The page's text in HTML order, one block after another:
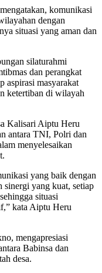
komunikasi
dengan
situasi yang aman dan
silaturahmi
dan perangkat
aspirasi masyarakat
ketertiban di wilayah
Kalisari Aiptu Heru
antara TNI, Polri dan
menyelesaikan
yang baik dengan
sinergi yang kuat, setiap
situasi
kata Aiptu Heru
mengapresiasi
Babinsa dan
desa.